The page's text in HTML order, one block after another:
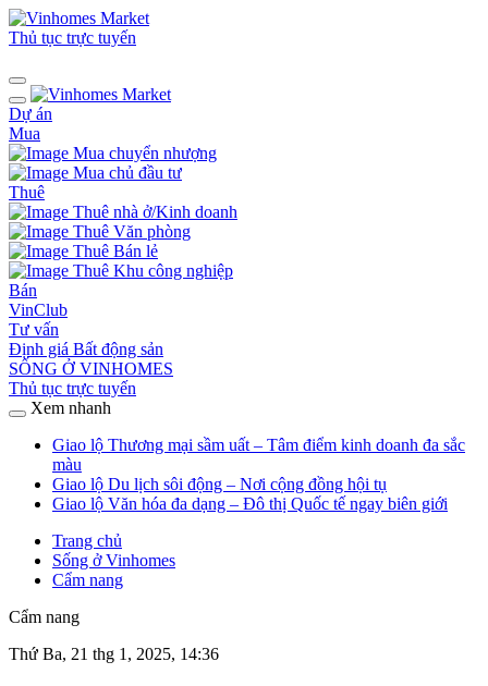
Thủ tục trực tuyến
Dự án
Mua
Mua chuyển nhượng
Mua chủ đầu tư
Thuê
Thuê nhà ở/Kinh doanh
Thuê Văn phòng
Thuê Bán lẻ
Thuê Khu công nghiệp
Bán
VinClub
Tư vấn
Định giá Bất động sản
SỐNG Ở VINHOMES
Thủ tục trực tuyến
Xem nhanh
Giao lộ Thương mại sầm uất – Tâm điểm kinh doanh đa sắc
màu
Giao lộ Du lịch sôi động – Nơi cộng đồng hội tụ
Giao lộ Văn hóa đa dạng – Đô thị Quốc tế ngay biên giới
Trang chủ
Sống ở Vinhomes
Cẩm nang
Cẩm nang
Thứ Ba, 21 thg 1, 2025, 14:36